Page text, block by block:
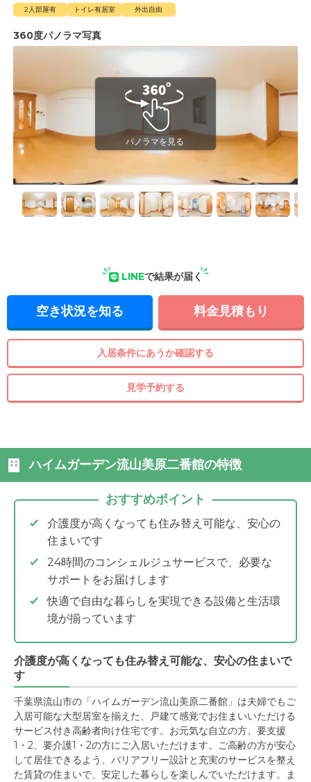
2人部屋有 トイレ有居室 外出自由
360度パノラマ写真
LINEで結果が届く
空き状況を知る 料金見積もり
入居条件にあうか確認する
見学予約する
ハイムガーデン流山美原二番館の特徴
おすすめポイント
介護度が高くなっても住み替え可能な、安心の
住まいです
24時間のコンシェルジュサービスで、必要な
サポートをお届けします
快適で自由な暮らしを実現できる設備と生活環
境が揃っています
介護度が高くなっても住み替え可能な、安心の住まいで
す
千葉県流山市の「ハイムガーデン流山美原二番館」は夫婦でもご
入居可能な大型居室を揃えた、戸建て感覚でお住まいいただける
サービス付き高齢者向け住宅です。お元気な自立の方、要支援
1・2、要介護1・2の方にご入居いただけます。ご高齢の方が安心
して居住できるよう、バリアフリー設計と充実のサービスを整え
た賃貸の住まいで、安定した暮らしを楽しんでいただけます。ま